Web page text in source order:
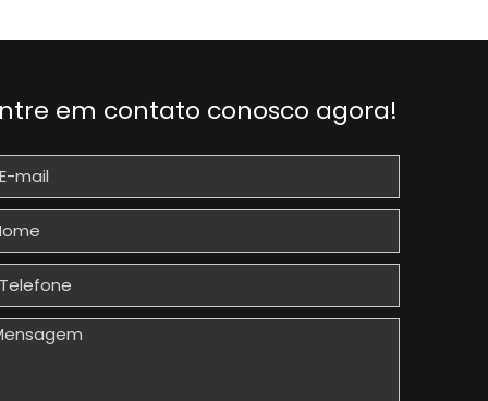
em contato conosco agora!